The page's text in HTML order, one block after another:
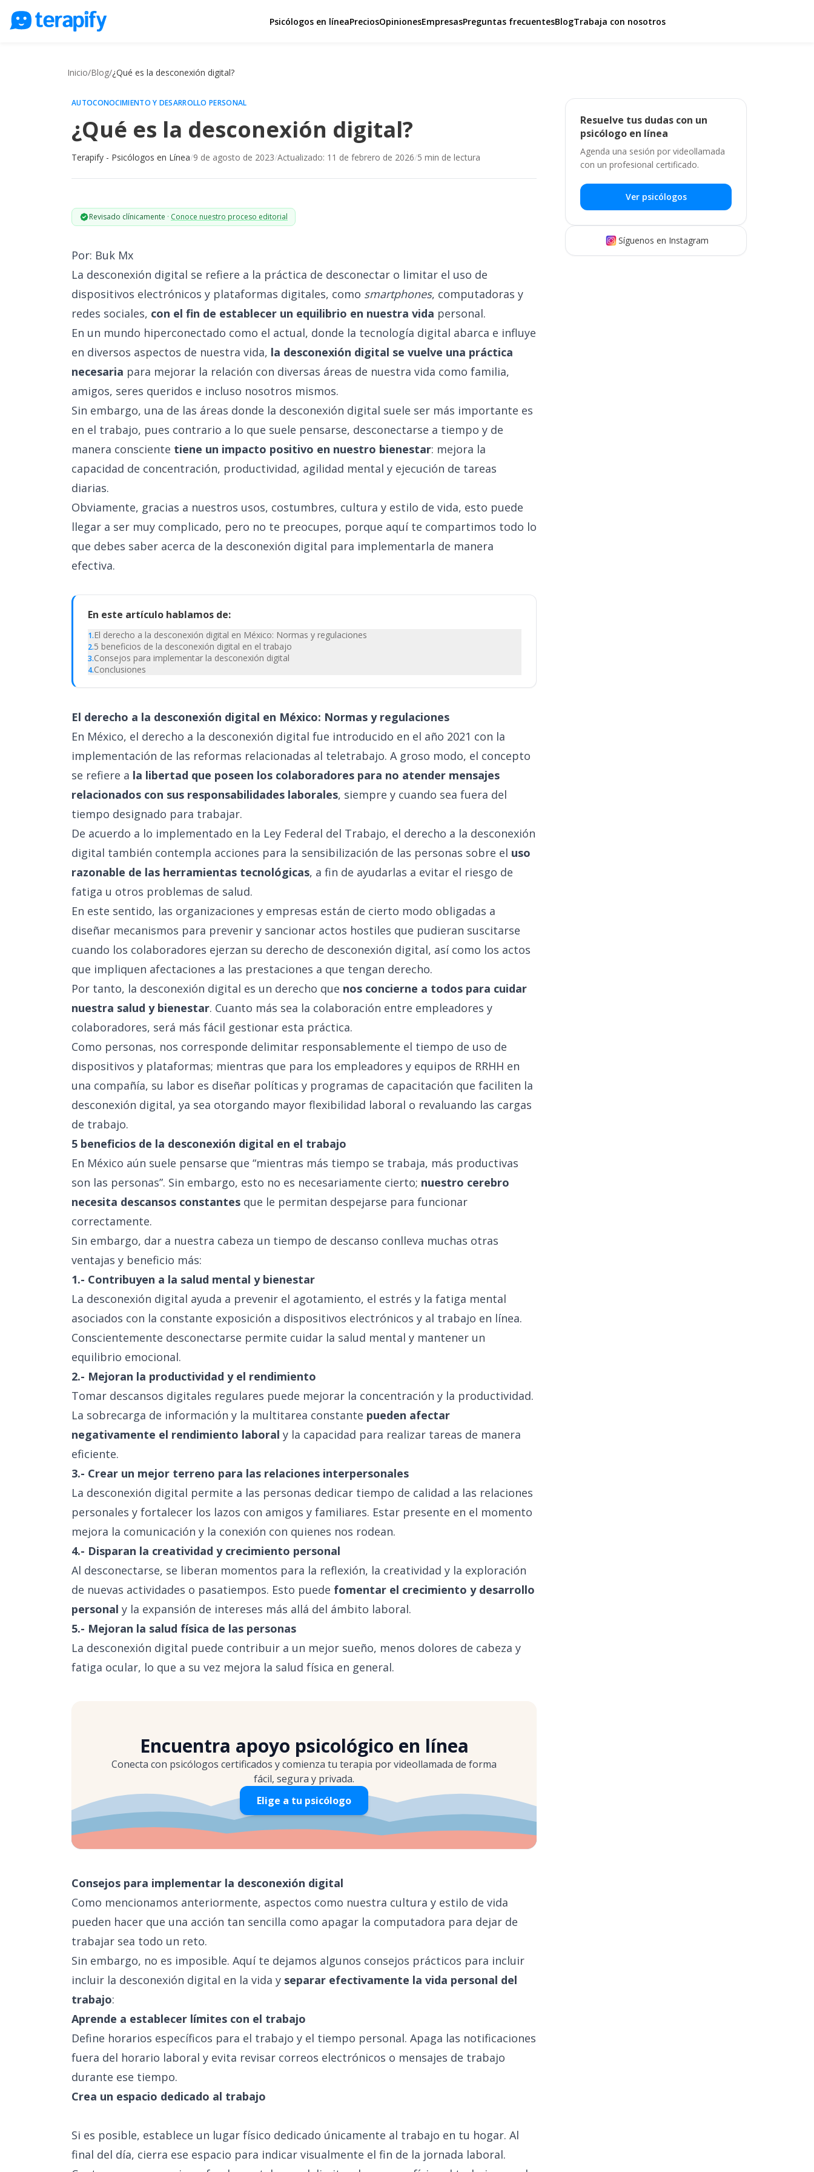
Psicólogos en líneaPreciosOpinionesEmpresasPreguntas frecuentesBlogTrabaja con nosotros
Preguntas frecuentes
Inicio/Blog/¿Qué es la desconexión digital?
AUTOCONOCIMIENTO Y DESARROLLO PERSONAL
¿Qué es la desconexión digital?
Terapify - Psicólogos en Línea/9 de agosto de 2023/Actualizado: 11 de febrero de 2026/5 min de lectura
Revisado clínicamente · Conoce nuestro proceso editorial
Por: Buk Mx
La desconexión digital se refiere a la práctica de desconectar o limitar el uso de
dispositivos electrónicos y plataformas digitales, como smartphones, computadoras y
redes sociales, con el fin de establecer un equilibrio en nuestra vida personal.
En un mundo hiperconectado como el actual, donde la tecnología digital abarca e influye
en diversos aspectos de nuestra vida, la desconexión digital se vuelve una práctica
necesaria para mejorar la relación con diversas áreas de nuestra vida como familia,
amigos, seres queridos e incluso nosotros mismos.
Sin embargo, una de las áreas donde la desconexión digital suele ser más importante es
en el trabajo, pues contrario a lo que suele pensarse, desconectarse a tiempo y de
manera consciente tiene un impacto positivo en nuestro bienestar: mejora la
capacidad de concentración, productividad, agilidad mental y ejecución de tareas
diarias.
Obviamente, gracias a nuestros usos, costumbres, cultura y estilo de vida, esto puede
llegar a ser muy complicado, pero no te preocupes, porque aquí te compartimos todo lo
que debes saber acerca de la desconexión digital para implementarla de manera
efectiva.
En este artículo hablamos de:
1.El derecho a la desconexión digital en México: Normas y regulaciones
2.5 beneficios de la desconexión digital en el trabajo
3.Consejos para implementar la desconexión digital
4.Conclusiones
El derecho a la desconexión digital en México: Normas y regulaciones
En México, el derecho a la desconexión digital fue introducido en el año 2021 con la
implementación de las reformas relacionadas al teletrabajo. A groso modo, el concepto
se refiere a la libertad que poseen los colaboradores para no atender mensajes
relacionados con sus responsabilidades laborales, siempre y cuando sea fuera del
tiempo designado para trabajar.
De acuerdo a lo implementado en la Ley Federal del Trabajo, el derecho a la desconexión
digital también contempla acciones para la sensibilización de las personas sobre el uso
razonable de las herramientas tecnológicas, a fin de ayudarlas a evitar el riesgo de
fatiga u otros problemas de salud.
En este sentido, las organizaciones y empresas están de cierto modo obligadas a
diseñar mecanismos para prevenir y sancionar actos hostiles que pudieran suscitarse
cuando los colaboradores ejerzan su derecho de desconexión digital, así como los actos
que impliquen afectaciones a las prestaciones a que tengan derecho.
Por tanto, la desconexión digital es un derecho que nos concierne a todos para cuidar
nuestra salud y bienestar. Cuanto más sea la colaboración entre empleadores y
colaboradores, será más fácil gestionar esta práctica.
Como personas, nos corresponde delimitar responsablemente el tiempo de uso de
dispositivos y plataformas; mientras que para los empleadores y equipos de RRHH en
una compañía, su labor es diseñar políticas y programas de capacitación que faciliten la
desconexión digital, ya sea otorgando mayor flexibilidad laboral o revaluando las cargas
de trabajo.
5 beneficios de la desconexión digital en el trabajo
En México aún suele pensarse que “mientras más tiempo se trabaja, más productivas
son las personas”. Sin embargo, esto no es necesariamente cierto; nuestro cerebro
necesita descansos constantes que le permitan despejarse para funcionar
correctamente.
Sin embargo, dar a nuestra cabeza un tiempo de descanso conlleva muchas otras
ventajas y beneficio más:
1.- Contribuyen a la salud mental y bienestar
La desconexión digital ayuda a prevenir el agotamiento, el estrés y la fatiga mental
asociados con la constante exposición a dispositivos electrónicos y al trabajo en línea.
Conscientemente desconectarse permite cuidar la salud mental y mantener un
equilibrio emocional.
2.- Mejoran la productividad y el rendimiento
Tomar descansos digitales regulares puede mejorar la concentración y la productividad.
La sobrecarga de información y la multitarea constante pueden afectar
negativamente el rendimiento laboral y la capacidad para realizar tareas de manera
eficiente.
3.- Crear un mejor terreno para las relaciones interpersonales
La desconexión digital permite a las personas dedicar tiempo de calidad a las relaciones
personales y fortalecer los lazos con amigos y familiares. Estar presente en el momento
mejora la comunicación y la conexión con quienes nos rodean.
4.- Disparan la creatividad y crecimiento personal
Al desconectarse, se liberan momentos para la reflexión, la creatividad y la exploración
de nuevas actividades o pasatiempos. Esto puede fomentar el crecimiento y desarrollo
personal y la expansión de intereses más allá del ámbito laboral.
5.- Mejoran la salud física de las personas
La desconexión digital puede contribuir a un mejor sueño, menos dolores de cabeza y
fatiga ocular, lo que a su vez mejora la salud física en general.
Encuentra apoyo psicológico en línea
Conecta con psicólogos certificados y comienza tu terapia por videollamada de forma
fácil, segura y privada.
Elige a tu psicólogo
Consejos para implementar la desconexión digital
Como mencionamos anteriormente, aspectos como nuestra cultura y estilo de vida
pueden hacer que una acción tan sencilla como apagar la computadora para dejar de
trabajar sea todo un reto.
Sin embargo, no es imposible. Aquí te dejamos algunos consejos prácticos para incluir
incluir la desconexión digital en la vida y separar efectivamente la vida personal del
trabajo:
Aprende a establecer límites con el trabajo
Define horarios específicos para el trabajo y el tiempo personal. Apaga las notificaciones
fuera del horario laboral y evita revisar correos electrónicos o mensajes de trabajo
durante ese tiempo.
Crea un espacio dedicado al trabajo
Si es posible, establece un lugar físico dedicado únicamente al trabajo en tu hogar. Al
final del día, cierra ese espacio para indicar visualmente el fin de la jornada laboral.
Resuelve tus dudas con un
psicólogo en línea
Agenda una sesión por videollamada
con un profesional certificado.
Ver psicólogos
Síguenos en Instagram